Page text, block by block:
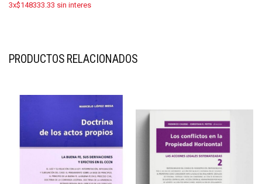
3x$148333.33 sin interes
PRODUCTOS RELACIONADOS